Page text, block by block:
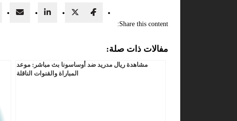
Share this content:
مفالات ذات صلة:
مشاهدة ريال مدريد ضد أوساسونا بث مباشر: موعد
المباراة والقنوات الناقلة